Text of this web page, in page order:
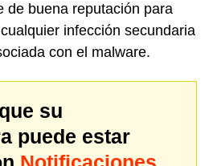
de buena reputación para
infección secundaria
con el malware.
su
puede estar